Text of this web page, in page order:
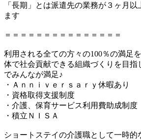
「長期」とは派遣先の業務が３ヶ月
ます
＝＝＝＝＝＝＝＝＝＝＝＝＝＝＝
利用される全ての方々の100％の満足
体で社会貢献できる組織づくりを目
でみんなが満足♪
・Ａｎｎｉｖｅｒｓａｒｙ休暇あり
・資格取得支援制度
・介護、保育サービス利用費助成制度
・積立ＮＩＳＡ
ショートステイの介護職として一時的